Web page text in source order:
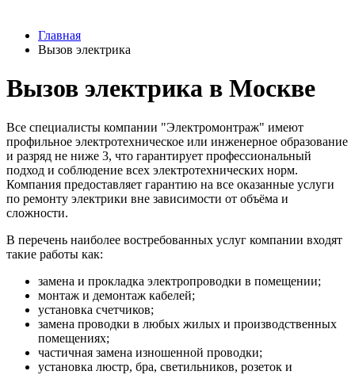
Главная
Вызов электрика
Вызов электрика в Москве
Все специалисты компании "Электромонтраж" имеют
профильное электротехническое или инженерное образование
и разряд не ниже 3, что гарантирует профессиональный
подход и соблюдение всех электротехнических норм.
Компания предоставляет гарантию на все оказанные услуги
по ремонту электрики вне зависимости от объёма и
сложности.
В перечень наиболее востребованных услуг компании входят
такие работы как:
замена и прокладка электропроводки в помещении;
монтаж и демонтаж кабелей;
установка счетчиков;
замена проводки в любых жилых и производственных
помещениях;
частичная замена изношенной проводки;
установка люстр, бра, светильников, розеток и